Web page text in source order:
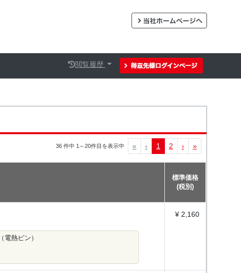
閲覧履歴
36 件中 1～20件目を表示中 « ‹ 1 2 › »
標準価格
(税別)
熱ピン）
¥ 2,160